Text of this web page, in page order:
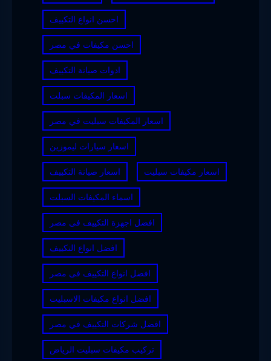
احسن انواع التكييف
احسن مكيفات في مصر
ادوات صيانة التكييف
اسعار المكيفات سبلت
اسعار المكيفات سبليت في مصر
اسعار سيارات ليموزين
اسعار صيانة التكييف اسعار مكيفات سبليت
اسماء المكيفات السبلت
افضل اجهزة التكييف فى مصر
افضل انواع التكييف
افضل انواع التكييف فى مصر
افضل انواع مكيفات الاسبليت
افضل شركات التكييف في مصر
تركيب مكيفات سبليت الرياض